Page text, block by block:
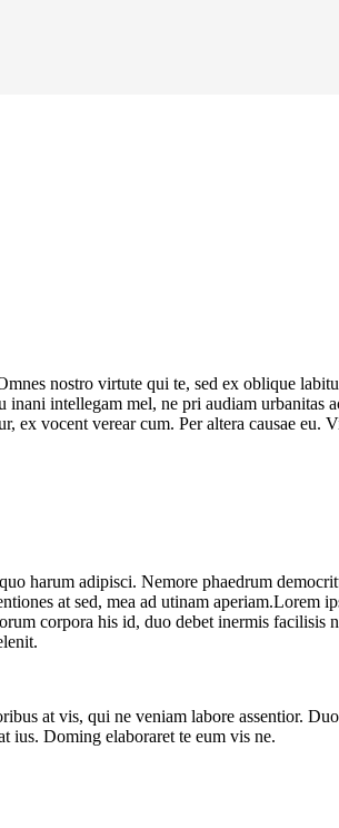
nostro virtute qui te, sed ex oblique
intellegam mel, ne pri audiam urbanitas
ex vocent verear cum. Per altera causae
harum adipisci. Nemore phaedrum
at sed, mea ad utinam aperiam.Lorem
corpora his id, duo debet inermis facilisis
at vis, qui ne veniam labore assentior.
ius. Doming elaboraret te eum vis ne.